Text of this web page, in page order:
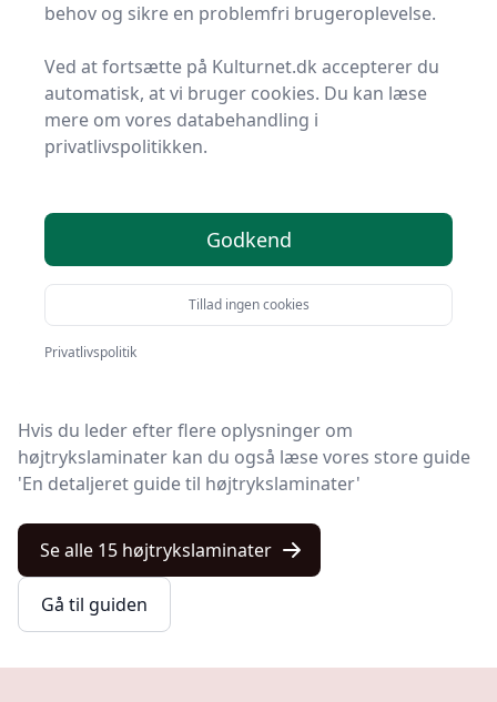
Bolig og indretning
Top 15 bedste
højtrykslaminater
Velkommen til Kulturnet – her finder du de bedste
højtrykslaminater på markedet. Vi har nøje udvalgt 15
produkter, så du er sikret kvalitet.
Blandt de 15 udvalgte produkter finder du både
skarpe tilbud, højtrykslaminat med gratis fragt og
Hvis du leder efter flere oplysninger om
højtrykslaminater kan du også læse vores store guide
'En detaljeret guide til højtrykslaminater'
Se alle 15 højtrykslaminater
Gå til guiden
behov og sikre en problemfri brugeroplevelse.
Ved at fortsætte på Kulturnet.dk accepterer du
automatisk, at vi bruger cookies. Du kan læse
mere om vores databehandling i
privatlivspolitikken.
Godkend
Tillad ingen cookies
Privatlivspolitik